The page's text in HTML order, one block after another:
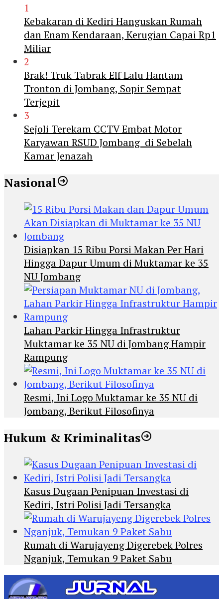
1
Kebakaran di Kediri Hanguskan Rumah
dan Enam Kendaraan, Kerugian Capai Rp1
Miliar
2
Brak! Truk Tabrak Elf Lalu Hantam
Tronton di Jombang, Sopir Sempat
Terjepit
3
Sejoli Terekam CCTV Embat Motor
Karyawan RSUD Jombang di Sebelah
Kamar Jenazah
Nasional
Disiapkan 15 Ribu Porsi Makan Per Hari
Hingga Dapur Umum di Muktamar ke 35
NU Jombang
Lahan Parkir Hingga Infrastruktur
Muktamar ke 35 NU di Jombang Hampir
Rampung
Resmi, Ini Logo Muktamar ke 35 NU di
Jombang, Berikut Filosofinya
Hukum & Kriminalitas
Kasus Dugaan Penipuan Investasi di
Kediri, Istri Polisi Jadi Tersangka
Rumah di Warujayeng Digerebek Polres
Nganjuk, Temukan 9 Paket Sabu